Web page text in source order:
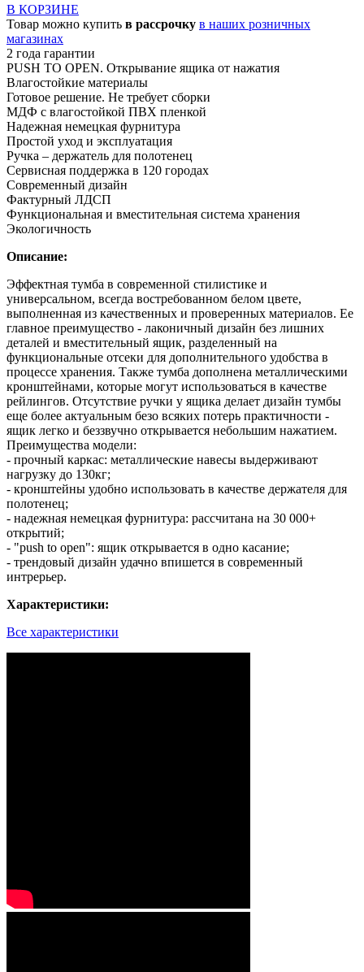
В КОРЗИНЕ
Товар можно купить в рассрочку в наших розничных
магазинах
2 года гарантии
PUSH TO OPEN. Открывание ящика от нажатия
Влагостойкие материалы
Готовое решение. Не требует сборки
МДФ с влагостойкой ПВХ пленкой
Надежная немецкая фурнитура
Простой уход и эксплуатация
Ручка – держатель для полотенец
Сервисная поддержка в 120 городах
Современный дизайн
Фактурный ЛДСП
Функциональная и вместительная система хранения
Экологичность
Описание:
Эффектная тумба в современной стилистике и
универсальном, всегда востребованном белом цвете,
выполненная из качественных и проверенных материалов. Ее
главное преимущество - лаконичный дизайн без лишних
деталей и вместительный ящик, разделенный на
функциональные отсеки для дополнительного удобства в
процессе хранения. Также тумба дополнена металлическими
кронштейнами, которые могут использоваться в качестве
рейлингов. Отсутствие ручки у ящика делает дизайн тумбы
еще более актуальным безо всяких потерь практичности -
ящик легко и беззвучно открывается небольшим нажатием.
Преимущества модели:
- прочный каркас: металлические навесы выдерживают
нагрузку до 130кг;
- кронштейны удобно использовать в качестве держателя для
полотенец;
- надежная немецкая фурнитура: рассчитана на 30 000+
открытий;
- "push to open": ящик открывается в одно касание;
- трендовый дизайн удачно впишется в современный
интрерьер.
Характеристики:
Все характеристики